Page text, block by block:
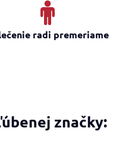
radi premeriame
značky: